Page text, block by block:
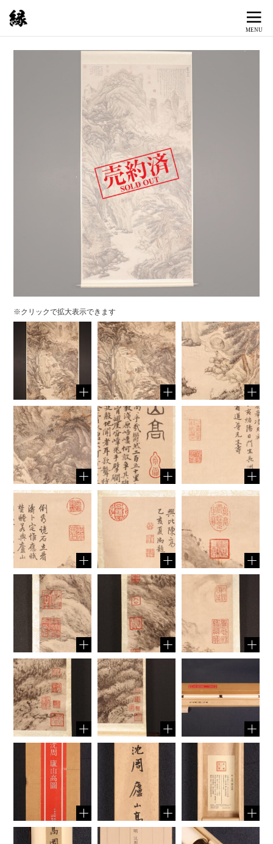
※クリックで拡大表示できます